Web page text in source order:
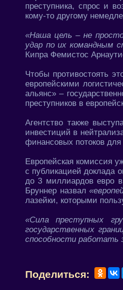
преступника, спрос и
кому-то другому
«Наша цель – не
удар по их командным
Кипра Фемистос
Чтобы противостоять
европейскими
альянс» –
преступников в
Агентство также
инвестиций в
финансовых потоков для
Европейская комиссия
с публикацией доклада
до 3 миллиардов евро
Бруннер назвал
лазейки, которыми
«Сила преступных
государственных
способности работать
Поделиться: